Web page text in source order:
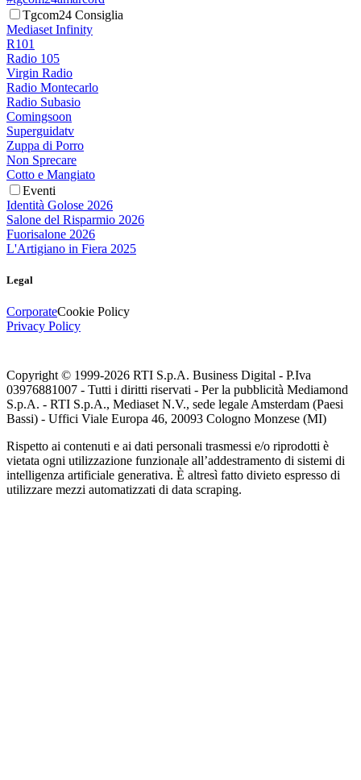
Tgcom24 Consiglia
Mediaset Infinity
R101
Radio 105
Virgin Radio
Radio Montecarlo
Radio Subasio
Comingsoon
Superguidatv
Zuppa di Porro
Non Sprecare
Cotto e Mangiato
Eventi
Identità Golose 2026
Salone del Risparmio 2026
Fuorisalone 2026
L'Artigiano in Fiera 2025
Legal
CorporateCookie Policy
Privacy Policy
Copyright © 1999-2026 RTI S.p.A. Business Digital - P.Iva
03976881007 - Tutti i diritti riservati - Per la pubblicità Mediamond
S.p.A. - RTI S.p.A., Mediaset N.V., sede legale Amsterdam (Paesi
Bassi) - Uffici Viale Europa 46, 20093 Cologno Monzese (MI)
Rispetto ai contenuti e ai dati personali trasmessi e/o riprodotti è
vietata ogni utilizzazione funzionale all’addestramento di sistemi di
intelligenza artificiale generativa. È altresì fatto divieto espresso di
utilizzare mezzi automatizzati di data scraping.